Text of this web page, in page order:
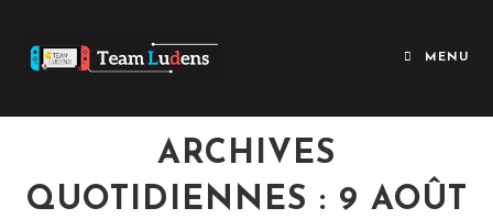
MENU
ARCHIVES
QUOTIDIENNES : 9 AOÛT